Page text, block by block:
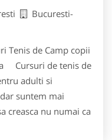
Bucuresti-
Tenis de Camp copii
Cursuri de tenis de
adulti si
suntem mai
creasca nu numai ca